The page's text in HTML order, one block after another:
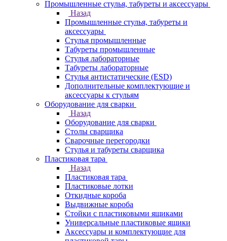
Промышленные стулья, табуреты и аксессуары
Назад
Промышленные стулья, табуреты и
аксессуары
Стулья промышленные
Табуреты промышленные
Стулья лабораторные
Табуреты лабораторные
Стулья антистатические (ESD)
Дополнительные комплектующие и
аксессуары к стульям
Оборудование для сварки
Назад
Оборудование для сварки
Столы сварщика
Сварочные перегородки
Стулья и табуреты сварщика
Пластиковая тара
Назад
Пластиковая тара
Пластиковые лотки
Откидные короба
Выдвижные короба
Стойки с пластиковыми ящиками
Универсальные пластиковые ящики
Аксессуары и комплектующие для